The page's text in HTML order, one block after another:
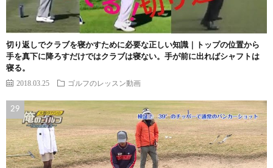
切り返しでクラブを寝かすために必要な正しい知識｜トップの位置から
手を真下に降ろすだけではクラブは寝ない。手が前に出ればシャフトは
寝る。
2018.03.25 ゴルフのレッスン動画